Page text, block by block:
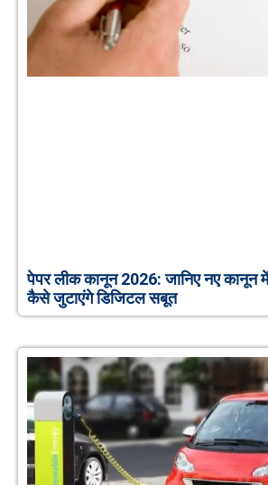
पेपर लीक कानून 2026: जानिए नए कानून
कैसे जुटाएंगे डिजिटल सबूत